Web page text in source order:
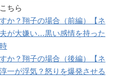
ちら
か？翔子の場合（前編）【ネ
が大嫌い…黒い感情を持った
か？翔子の場合（後編）【ネ
一が浮気？怒りを爆発させる